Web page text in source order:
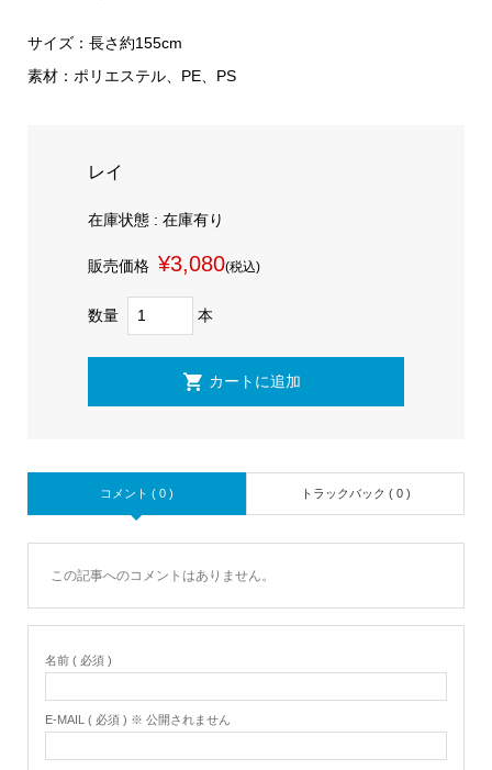
サイズ：長さ約155cm
素材：ポリエステル、PE、PS
レイ
在庫状態 : 在庫有り
販売価格 ¥3,080(税込)
数量 本
コメント ( 0 ) トラックバック ( 0 )
この記事へのコメントはありません。
名前 ( 必須 )
E-MAIL ( 必須 ) ※ 公開されません